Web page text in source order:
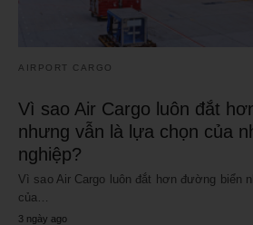
AIRPORT CARGO
Vì sao Air Cargo luôn đắt
nhưng vẫn là lựa chọn của
nghiệp?
Vì sao Air Cargo luôn đắt hơn đường biển
của…
3 ngày ago